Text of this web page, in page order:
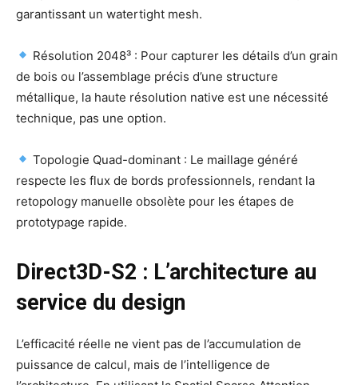
garantissant un watertight mesh.
Résolution 2048³ : Pour capturer les détails d’un grain
de bois ou l’assemblage précis d’une structure
métallique, la haute résolution native est une nécessité
technique, pas une option.
Topologie Quad-dominant : Le maillage généré
respecte les flux de bords professionnels, rendant la
retopology manuelle obsolète pour les étapes de
prototypage rapide.
Direct3D-S2 : L’architecture au
service du design
L’efficacité réelle ne vient pas de l’accumulation de
puissance de calcul, mais de l’intelligence de